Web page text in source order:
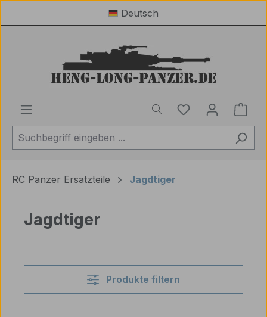
Zum Hauptinhalt springenDeutsch
Du hast 0
RC Panzer Ersatzteile Jagdtiger
Jagdtiger
Produkte filtern